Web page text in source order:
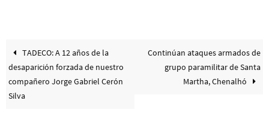
TADECO: A 12 años de la
desaparición forzada de nuestro
compañero Jorge Gabriel Cerón
Silva
Continúan ataques armados de
grupo paramilitar de Santa
Martha, Chenalhó